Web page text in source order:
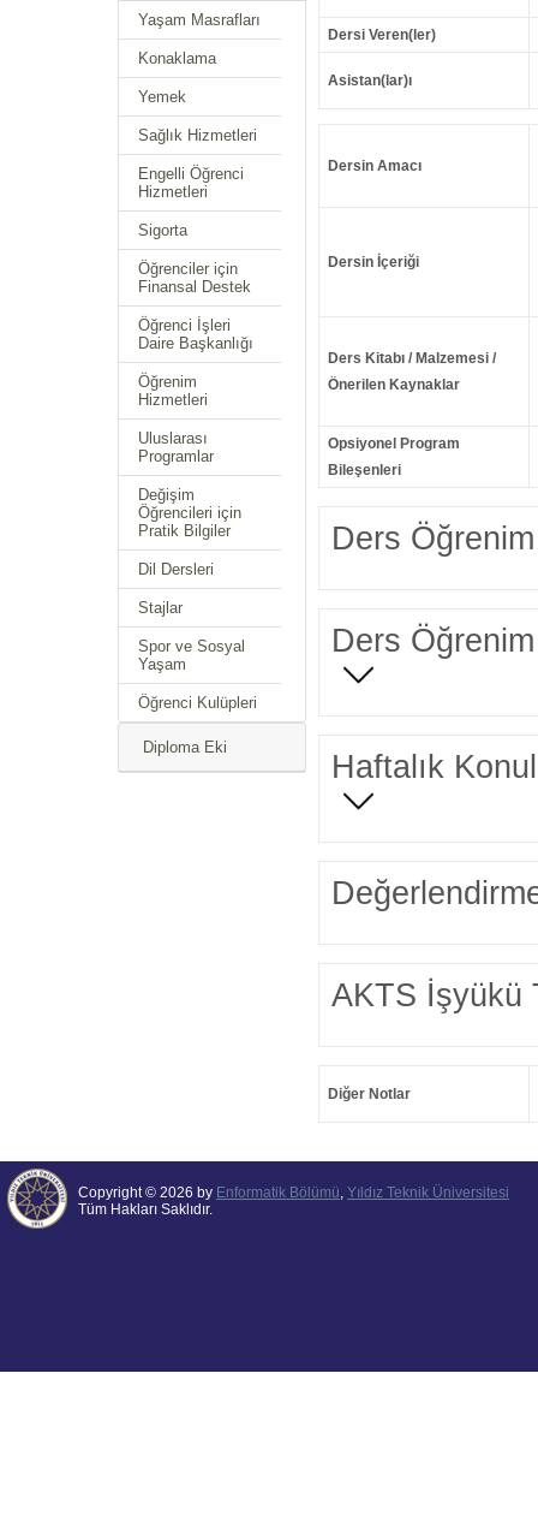
Yaşam Masrafları
Konaklama
Yemek
Sağlık Hizmetleri
Engelli Öğrenci
Hizmetleri
Sigorta
Öğrenciler için
Finansal Destek
Öğrenci İşleri
Daire Başkanlığı
Öğrenim
Hizmetleri
Uluslarası
Programlar
Değişim
Öğrencileri için
Pratik Bilgiler
Dil Dersleri
Stajlar
Spor ve Sosyal
Yaşam
Öğrenci Kulüpleri
Diploma Eki
Dersi Veren(ler)
Asistan(lar)ı
Dersin Amacı
Dersin İçeriği
Ders Kitabı / Malzemesi /
Önerilen Kaynaklar
Opsiyonel Program
Bileşenleri
Ders Öğrenim
Ders Öğrenim
Haftalık
AKTS İşyükü
Diğer Notlar
Copyright © 2026 by Enformatik Bölümü, Yıldız Teknik Üniversitesi
Tüm Hakları Saklıdır.